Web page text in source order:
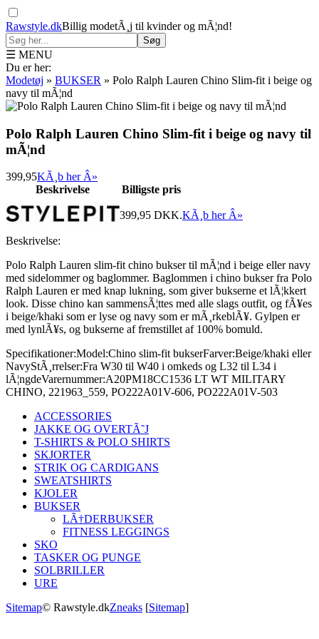
Rawstyle.dkBillig modetÃ¸j til kvinder og mÃ¦nd!
Søg
☰ MENU
Du er her:
Modetøj » BUKSER » Polo Ralph Lauren Chino Slim-fit i beige og
navy til mÃ¦nd
Polo Ralph Lauren Chino Slim-fit i beige og navy til
mÃ¦nd
399,95KÃ¸b her Â»
Beskrivelse
Billigste pris
399,95 DKK.KÃ¸b her Â»
Beskrivelse:
Polo Ralph Lauren slim-fit chino bukser til mÃ¦nd i beige eller navy
med sidelommer og baglommer. Baglommen i chino bukser fra Polo
Ralph Lauren er med knap lukning, som giver bukserne et lÃ¦kkert
look. Disse chino kan sammensÃ¦ttes med alle slags outfit, og fÃ¥es
i beige/khaki som er lyse og navy som er mÃ¸rkeblÃ¥. Gylpen er
med lynlÃ¥s, og bukserne af fremstillet af 100% bomuld.
Specifikationer:Model:Chino slim-fit bukserFarver:Beige/khaki eller
NavyStÃ¸rrelser:Fra W30 til W40 i omkeds og L32 til L34 i
lÃ¦ngdeVarernummer:A20PM18CC1536 LT WT MILITARY
CHINO, 221963_559, PO222A01V-606, PO222A01V-503
ACCESSORIES
JAKKE OG OVERTÃ˜J
T-SHIRTS & POLO SHIRTS
SKJORTER
STRIK OG CARDIGANS
SWEATSHIRTS
KJOLER
BUKSER
LÃ†DERBUKSER
FITNESS LEGGINGS
SKO
TASKER OG PUNGE
SOLBRILLER
URE
Sitemap© Rawstyle.dkZneaks [Sitemap]